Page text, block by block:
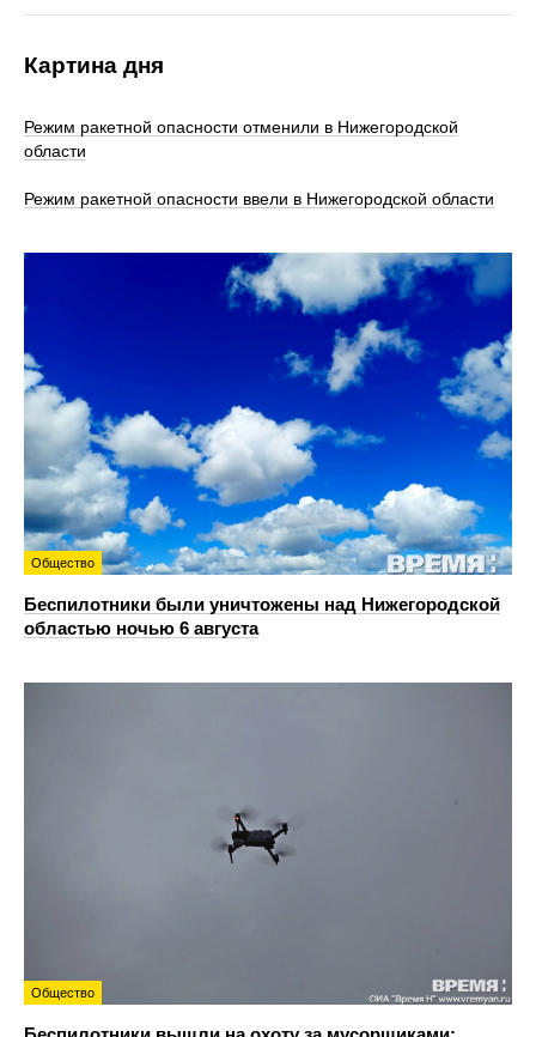
Картина дня
Режим ракетной опасности отменили в Нижегородской
области
Режим ракетной опасности ввели в Нижегородской области
Общество
Беспилотники были уничтожены над Нижегородской
областью ночью 6 августа
Общество